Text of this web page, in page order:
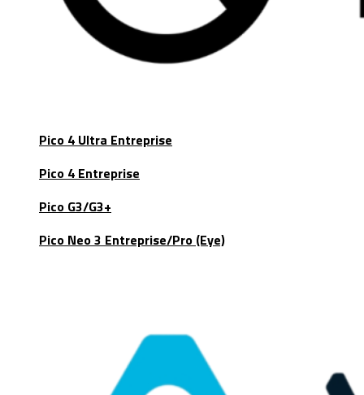
Pico 4 Ultra Entreprise
Pico 4 Entreprise
Pico G3/G3+
Pico Neo 3 Entreprise/Pro (Eye)